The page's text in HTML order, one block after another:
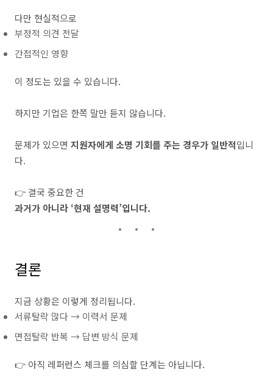
다만 현실적으로
부정적 의견 전달
간접적인 영향
이 정도는 있을 수 있습니다.
하지만 기업은 한쪽 말만 듣지 않습니다.
문제가 있으면 지원자에게 소명 기회를 주는 경우가 일반적입니
다.
👉 결국 중요한 건
과거가 아니라 ‘현재 설명력’입니다.
결론
지금 상황은 이렇게 정리됩니다.
서류탈락 많다 → 이력서 문제
면접탈락 반복 → 답변 방식 문제
👉 아직 레퍼런스 체크를 의심할 단계는 아닙니다.